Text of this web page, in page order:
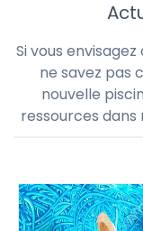
Si vous
ne savez pas
nouvelle
ressources